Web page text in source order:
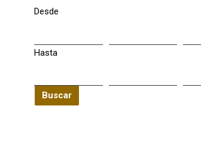
Desde
Hasta
Buscar